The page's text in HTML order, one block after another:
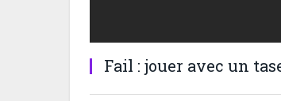
Fail : jouer avec un